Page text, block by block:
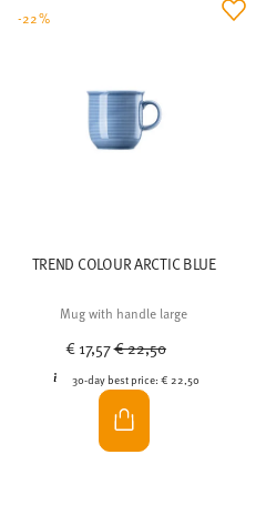
TREND COLOUR ARCTIC BLUE
Mug with handle large
€ 17,57Price reduced from
€ 22,50
30-day best price:€ 22,50
-22%